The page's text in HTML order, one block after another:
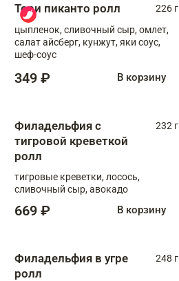
Тори пиканто ролл
226 г
цыпленок, сливочный сыр, омлет,
салат айсберг, кунжут, яки соус,
шеф-соус
349 ₽ В корзину
Филадельфия с
тигровой креветкой
ролл
232 г
тигровые креветки, лосось,
сливочный сыр, авокадо
669 ₽ В корзину
Филадельфия в угре
ролл
248 г